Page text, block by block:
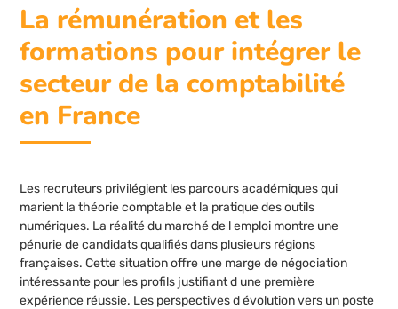
La rémunération et les
formations pour intégrer le
secteur de la comptabilité
en France
Les recruteurs privilégient les parcours académiques qui
marient la théorie comptable et la pratique des outils
numériques. La réalité du marché de l emploi montre une
pénurie de candidats qualifiés dans plusieurs régions
françaises. Cette situation offre une marge de négociation
intéressante pour les profils justifiant d une première
expérience réussie. Les perspectives d évolution vers un poste